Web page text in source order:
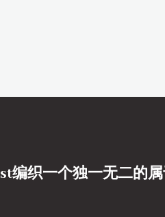
编织一个独一无二的属